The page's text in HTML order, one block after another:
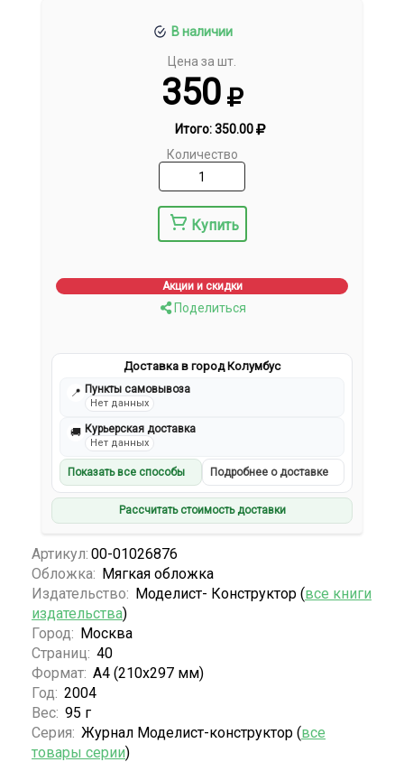
В наличии
Цена за шт.
350
Итого:350.00
Количество
Купить
Акции и скидки
Поделиться
Доставка в город Колумбус
📍 Пункты самовывоза
Нет данных
🚚 Курьерская доставка
Нет данных
Показать все способы Подробнее о доставке
Рассчитать стоимость доставки
Артикул: 00-01026876
Обложка: Мягкая обложка
Издательство: Моделист- Конструктор (все книги
издательства)
Город: Москва
Страниц: 40
Формат: А4 (210х297 мм)
Год: 2004
Вес: 95 г
Серия: Журнал Моделист-конструктор (все
товары серии)